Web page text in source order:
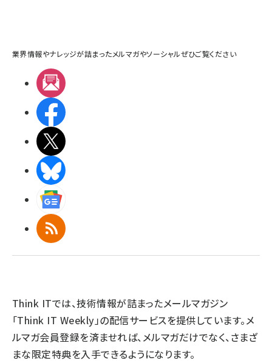
業界情報やナレッジが詰まったメルマガやソーシャルぜひご覧ください
RSS
Think ITでは、技術情報が詰まったメールマガジン
「Think IT Weekly」の配信サービスを提供しています。メ
ルマガ会員登録を済ませれば、メルマガだけでなく、さまざ
まな限定特典を入手できるようになります。